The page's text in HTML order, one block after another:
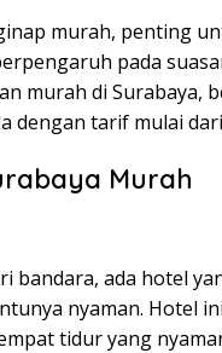
murah, penting
pada
murah di Surabaya,
dengan tarif mulai
Murah
bandara, ada hotel
nyaman. Hotel
tidur yang